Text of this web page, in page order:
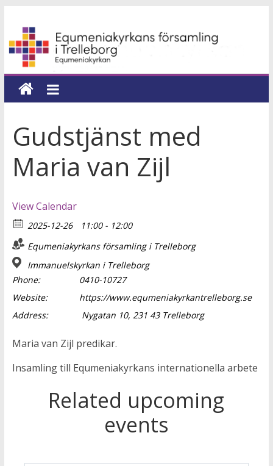
innehåll
Equmeniakyrkans
församling
i
Trelleborg
kyrka
livet
Gudstjänst med
Maria van Zijl
View Calendar
2025-12-26
11:00 - 12:00
Equmeniakyrkans församling i Trelleborg
Immanuelskyrkan i Trelleborg
Phone:
0410-10727
Website:
https://www.equmeniakyrkantrelleborg.se
Address:
Nygatan 10, 231 43 Trelleborg
Maria van Zijl predikar.
Insamling till Equmeniakyrkans internationella arbete
Related upcoming
events